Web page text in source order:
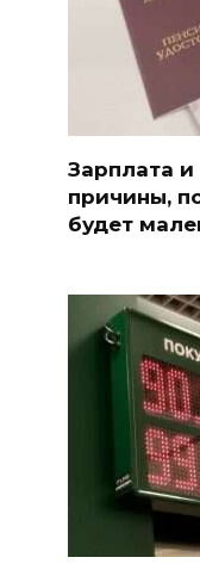
Зарплата и
причины,
будет